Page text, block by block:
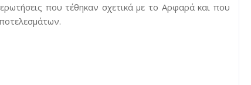
που τέθηκαν σχετικά με το Αρφαρά και που